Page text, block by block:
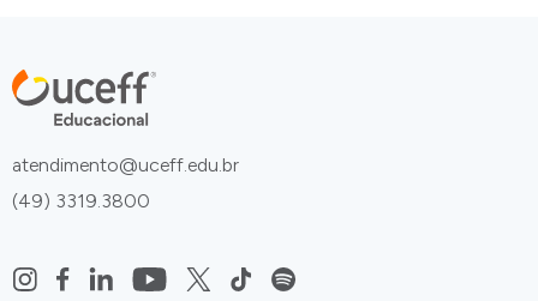
atendimento@uceff.edu.br
(49) 3319.3800